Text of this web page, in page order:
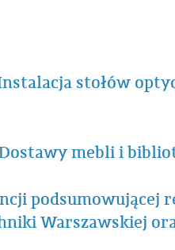
Instalacja stołów
Dostawy mebli i
podsumowującej
Warszawskiej